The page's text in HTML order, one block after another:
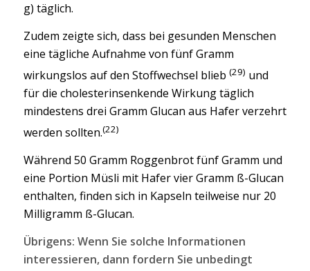
g) täglich.
Zudem zeigte sich, dass bei gesunden Menschen
eine tägliche Aufnahme von fünf Gramm
wirkungslos auf den Stoffwechsel blieb (29) und
für die cholesterinsenkende Wirkung täglich
mindestens drei Gramm Glucan aus Hafer verzehrt
werden sollten.(22)
Während 50 Gramm Roggenbrot fünf Gramm und
eine Portion Müsli mit Hafer vier Gramm ß-Glucan
enthalten, finden sich in Kapseln teilweise nur 20
Milligramm ß-Glucan.
Übrigens: Wenn Sie solche Informationen
interessieren, dann fordern Sie unbedingt